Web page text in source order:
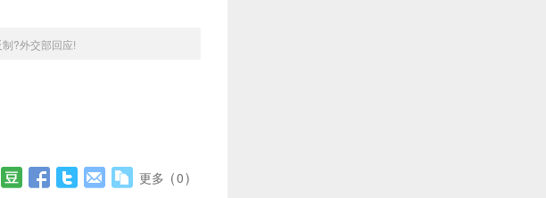
?外交部回应!
更多 (0)